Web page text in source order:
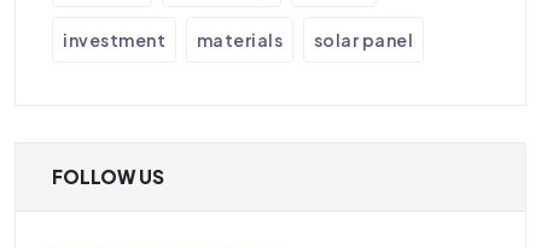
investment materials solar panel
FOLLOW US